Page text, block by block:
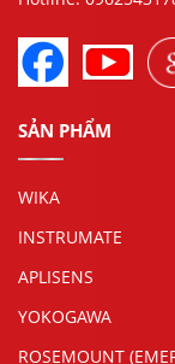
SẢN PHẨM
WIKA
INSTRUMATE
APLISENS
YOKOGAWA
ROSEMOUNT